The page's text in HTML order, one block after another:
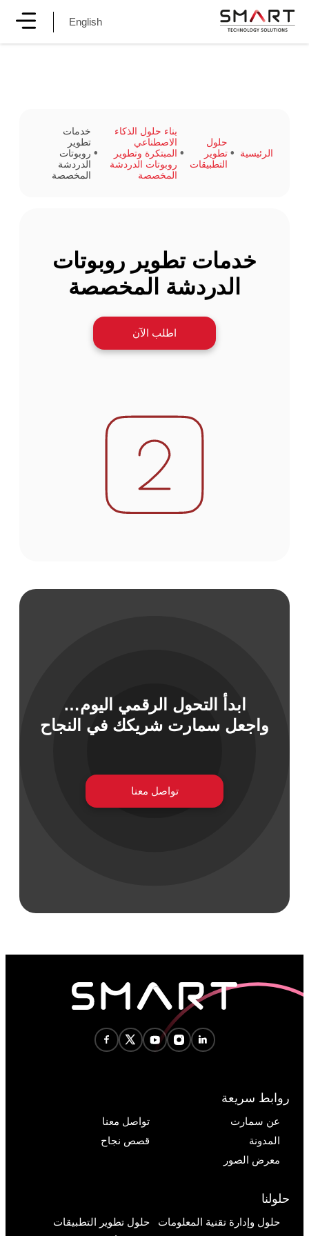
المعلومات
English
الرئيسية
حلول
تطوير
التطبيقات
بناء حلول الذكاء
الاصطناعي
المبتكرة وتطوير
روبوتات الدردشة
المخصصة
خدمات
تطوير
روبوتات
الدردشة
المخصصة
خدمات تطوير روبوتات
الدردشة المخصصة
اطلب الآن
ابدأ التحول الرقمي اليوم…
واجعل سمارت شريكك في النجاح
تواصل معنا
روابط سريعة
عن سمارت
تواصل معنا
المدونة
قصص نجاح
معرض الصور
حلولنا
حلول وإدارة تقنية المعلومات
حلول تطوير التطبيقات